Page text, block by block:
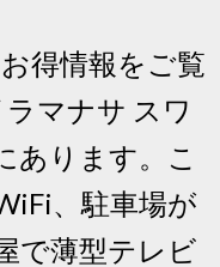
得情報をご覧
マナサ スワ
あります。こ
、駐車場が
で薄型テレビ